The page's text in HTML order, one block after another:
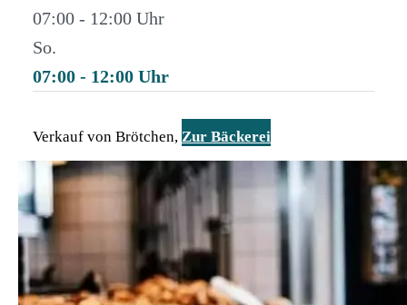
07:00 - 12:00
So.
07:00 - 12:00
Verkauf von Brötchen, Zur Bäckerei